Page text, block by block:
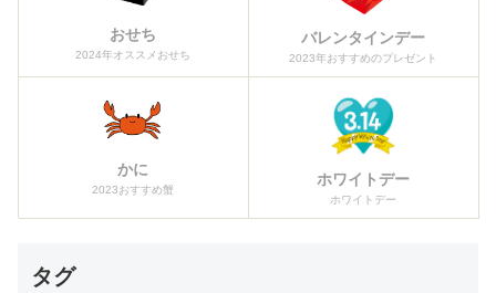
おせち
2024年オススメおせち
バレンタインデー
2023年おすすめのプレゼント
かに
2023おすすめ蟹
ホワイトデー
ホワイトデー
タグ